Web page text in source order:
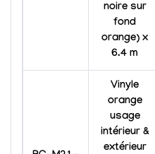
noire sur
fond
orange) x
6.4 m
Vinyle
orange
usage
intérieur &
extérieur